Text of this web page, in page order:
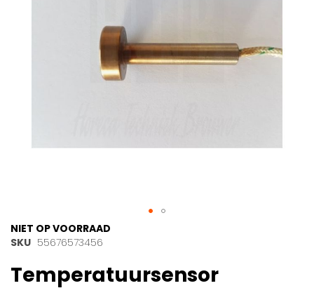
Ga
naar
begin
van
NIET OP VOORRAAD
SKU 55676573456
Temperatuursensor